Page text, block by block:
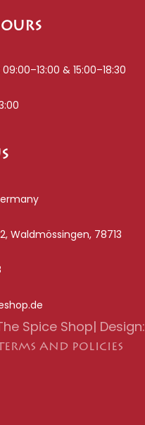
& 15:00–18:30
Waldmössingen, 78713
Spice Shop| Design:
AND POLICIES